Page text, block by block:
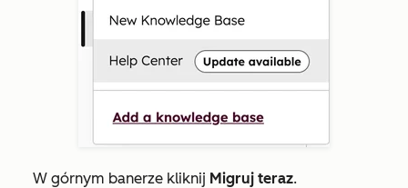
W górnym banerze kliknij Migruj teraz.